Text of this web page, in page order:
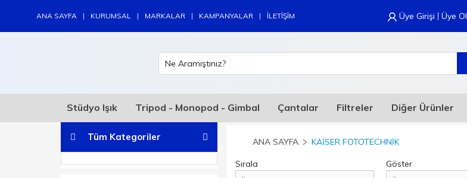
ANA SAYFA | KURUMSAL | MARKALAR | KAMPANYALAR | İLETİŞİM Üye Girişi | Üye Ol
Stüdyo Işık Tripod - Monopod - Gimbal Çantalar Filtreler Diğer Ürünler
Tüm Kategoriler ANA SAYFA KAISER FOTOTECHNIK
Sırala
Göster